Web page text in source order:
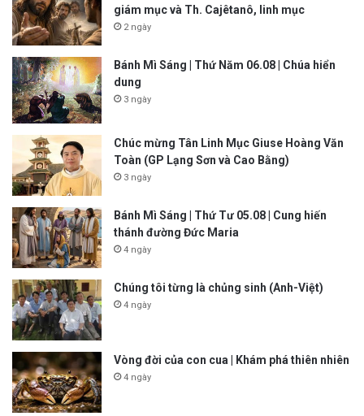
giám mục và Th. Cajêtanô, linh mục
2 ngày
Bánh Mì Sáng | Thứ Năm 06.08 | Chúa hiển
dung
3 ngày
Chúc mừng Tân Linh Mục Giuse Hoàng Văn
Toàn (GP Lạng Sơn và Cao Bằng)
3 ngày
Bánh Mì Sáng | Thứ Tư 05.08 | Cung hiến
thánh đường Đức Maria
4 ngày
Chúng tôi từng là chủng sinh (Anh-Việt)
4 ngày
Vòng đời của con cua | Khám phá thiên nhiên
4 ngày